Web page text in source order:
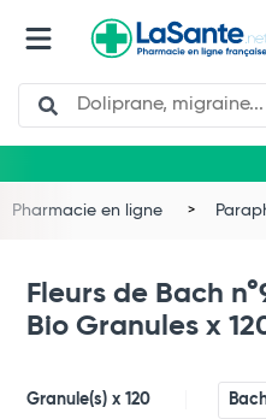
Search
Pharmacie en ligne
Fleurs de Bach
Bio Granules x
Granule(s) x 120